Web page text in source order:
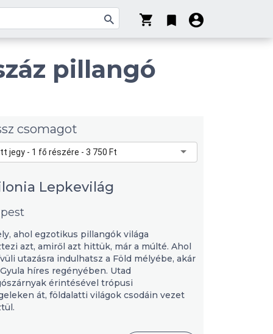
pillangó
csomagot
jegy - 1 fő részére - 3 750 Ft
Lepkevilág
ahol egzotikus pillangók világa
azt, amiről azt hittük, már a múlté. Ahol
utazásra indulhatsz a Föld mélyébe, akár
híres regényében. Utad
érintésével trópusi
át, földalatti világok csodáin vezet